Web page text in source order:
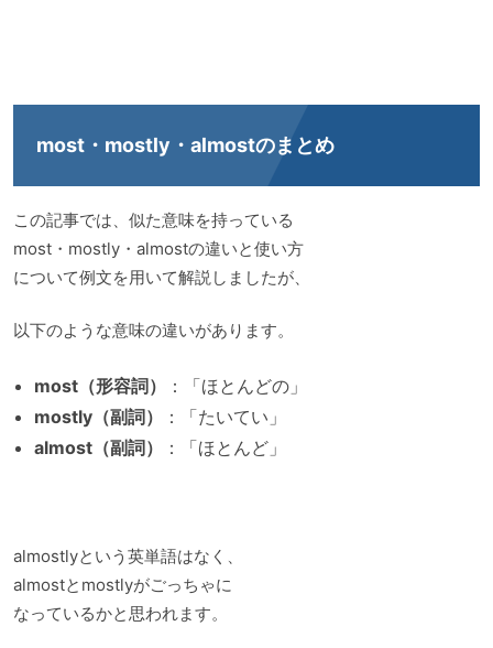
most・mostly・almostのまとめ
この記事では、似た意味を持っている
most・mostly・almostの違いと使い方
について例文を用いて解説しましたが、
以下のような意味の違いがあります。
most（形容詞）
：「ほとんどの」
mostly（副詞）
：「たいてい」
almost（副詞）
：「ほとんど」
almostlyという英単語はなく、
almostとmostlyがごっちゃに
なっているかと思われます。